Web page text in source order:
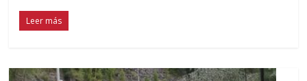
Leer más